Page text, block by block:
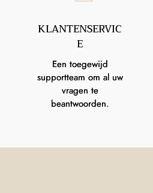
KLANTENSERVIC
E
Een toegewijd
supportteam om al uw
vragen te
beantwoorden.